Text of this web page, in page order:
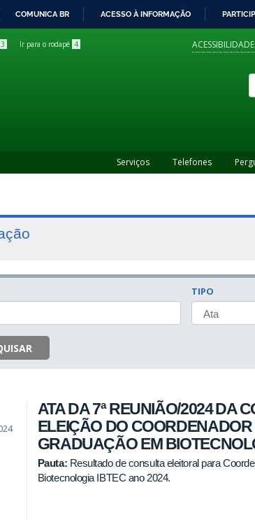
COMUNICA BR ACESSO À INFORMAÇÃO
3 Ir para o rodapé 4 ACESSIBILIDADE
Serviços Telefones
TIPO
ATA DA 7ª REUNIÃO/2024 DA
ELEIÇÃO DO
GRADUAÇÃO EM
Pauta: Resultado de consulta eleitoral para
Biotecnologia IBTEC ano 2024.